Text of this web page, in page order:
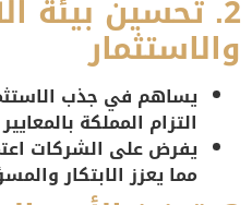
2. تحسين بيئة
والاستثمار
يساهم في جذب
التزام المملكة
يفرض على الشركات
مما يعزز الابتكار